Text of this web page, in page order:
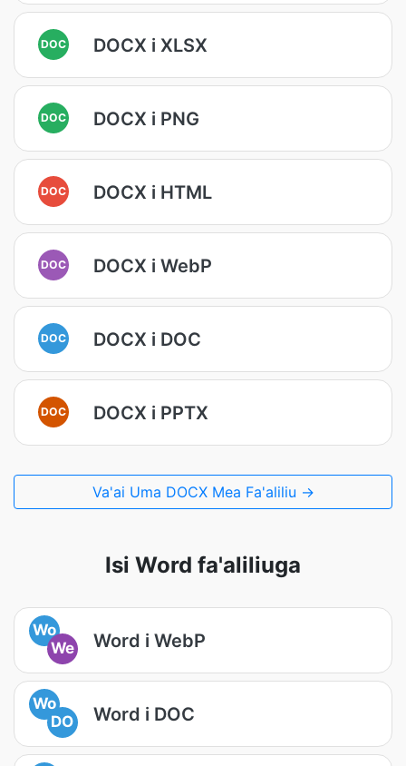
DOC DOCX i XLSX
DOC DOCX i PNG
DOC DOCX i HTML
DOC DOCX i WebP
DOC DOCX i DOC
DOC DOCX i PPTX
Va'ai Uma DOCX Mea Fa'aliliu →
Isi Word fa'aliliuga
Wo
We
Word i WebP
Wo
DO
Word i DOC